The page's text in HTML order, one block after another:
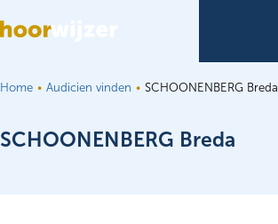
Home Audicien vinden SCHOONENBERG Breda
SCHOONENBERG Breda